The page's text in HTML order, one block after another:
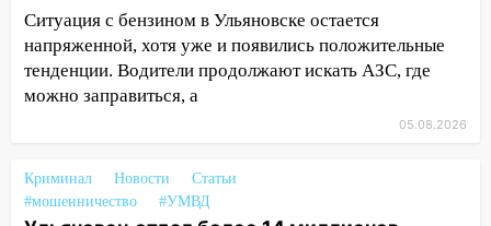
сообщницу мошенников
16:12 Едва не перерезал горло: в
Вешкайме посиделки с судимым
знакомым закончились для женщины
16:06
18-летняя девушка без прав
перевернулась на мопеде и попала в
Ситуация с бензином в Ульяновске остается
напряженной, хотя уже и появились положительные
тенденции. Водители продолжают искать АЗС, где
можно заправиться, а
05.08.2026
Криминал Новости
Статьи
#мошенничество
#УМВД